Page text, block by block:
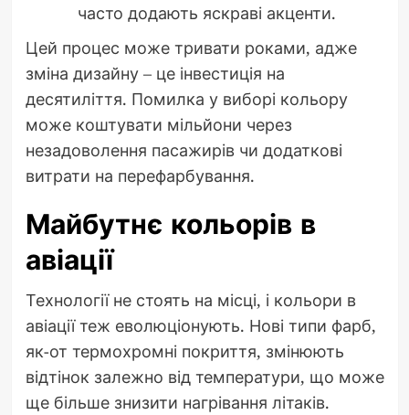
часто додають яскраві акценти.
Цей процес може тривати роками, адже
зміна дизайну – це інвестиція на
десятиліття. Помилка у виборі кольору
може коштувати мільйони через
незадоволення пасажирів чи додаткові
витрати на перефарбування.
Майбутнє кольорів в
авіації
Технології не стоять на місці, і кольори в
авіації теж еволюціонують. Нові типи фарб,
як-от термохромні покриття, змінюють
відтінок залежно від температури, що може
ще більше знизити нагрівання літаків.